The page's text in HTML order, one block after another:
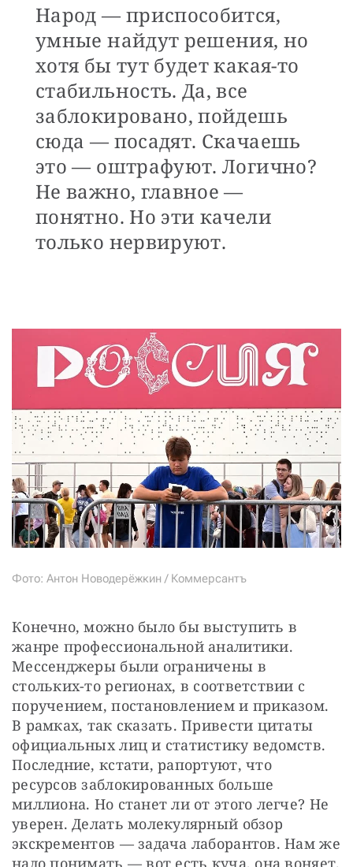
Народ — приспособится,
умные найдут решения, но
хотя бы тут будет какая-то
стабильность. Да, все
заблокировано, пойдешь
сюда — посадят. Скачаешь
это — оштрафуют. Логично?
Не важно, главное —
понятно. Но эти качели
только нервируют.
Фото: Антон Новодерёжкин / Коммерсантъ
Конечно, можно было бы выступить в
жанре профессиональной аналитики.
Мессенджеры были ограничены в
стольких-то регионах, в соответствии с
поручением, постановлением и приказом.
В рамках, так сказать. Привести цитаты
официальных лиц и статистику ведомств.
Последние, кстати, рапортуют, что
ресурсов заблокированных больше
миллиона. Но станет ли от этого легче? Не
уверен. Делать молекулярный обзор
экскрементов — задача лаборантов. Нам же
надо понимать — вот есть куча, она воняет.